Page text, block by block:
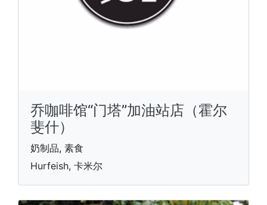
乔咖啡馆“门塔”加油站店（霍尔
斐什）
奶制品, 素食
Hurfeish, 卡米尔